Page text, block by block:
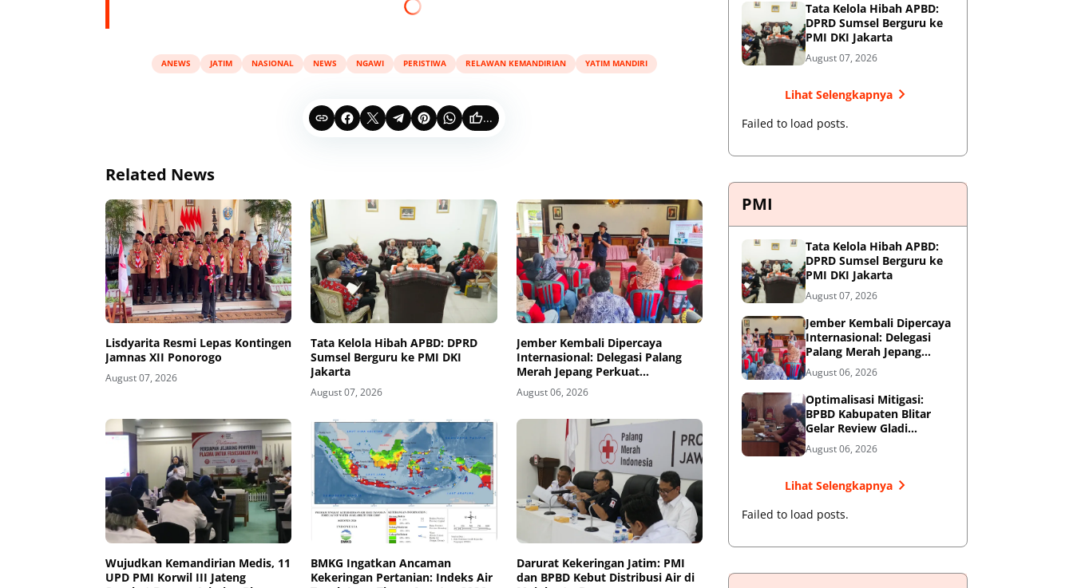
ANEWS JATIM NASIONAL NEWS NGAWI PERISTIWA RELAWAN KEMANDIRIAN YATIM MANDIRI
...
Related News
Lisdyarita Resmi Lepas Kontingen
Jamnas XII Ponorogo
August 07, 2026
Tata Kelola Hibah APBD: DPRD
Sumsel Berguru ke PMI DKI
Jakarta
August 07, 2026
Jember Kembali Dipercaya
Internasional: Delegasi Palang
Merah Jepang Perkuat
Kesiapsiagaan Bencana di
Kawasan Pesisir dan Sekolah
August 06, 2026
Wujudkan Kemandirian Medis, 11
UPD PMI Korwil III Jateng
BMKG Ingatkan Ancaman
Kekeringan Pertanian: Indeks Air
Darurat Kekeringan Jatim: PMI
dan BPBD Kebut Distribusi Air di
Tata Kelola Hibah APBD:
DPRD Sumsel Berguru ke
PMI DKI Jakarta
August 07, 2026
Lihat Selengkapnya
Failed to load posts.
PMI
Tata Kelola Hibah APBD:
DPRD Sumsel Berguru ke
PMI DKI Jakarta
August 07, 2026
Jember Kembali Dipercaya
Internasional: Delegasi
Palang Merah Jepang
Perkuat Kesiapsiagaan
Bencana di Kawasan
Pesisir dan Sekolah
August 06, 2026
Optimalisasi Mitigasi:
BPBD Kabupaten Blitar
Gelar Review Gladi
Kontinjensi Erupsi Gunung
Kelud
August 06, 2026
Lihat Selengkapnya
Failed to load posts.